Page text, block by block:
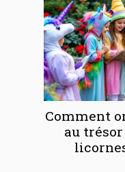
Comment
au